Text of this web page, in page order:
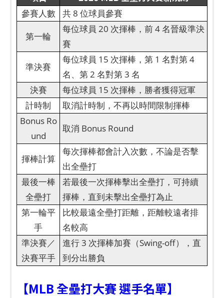
參賽人數
共 8 位球員參賽
第一輪
每位球員 20 次揮棒，前 4 名晉級準決
賽
準決賽
每位球員 15 次揮棒，第 1 名對第 4
名、第 2 名對第 3 名
決賽
每位球員 15 次揮棒，勝者獲得冠軍
計時制
取消計時制，不再以時間限制揮棒
Bonus Ro
und
取消 Bonus Round
揮棒計算
每次揮棒都會計入次數，不論是否擊
出全壘打
最後一棒
全壘打
若最後一次揮棒擊出全壘打，可持續
揮棒，直到未擊出全壘打為止
第一輪平
手
比較最遠全壘打距離，距離較遠者排
名較高
準決賽／
決賽平手
進行 3 次揮棒加賽（Swing-off），直
到分出勝負
【MLB 全壘打大賽 選手名單】